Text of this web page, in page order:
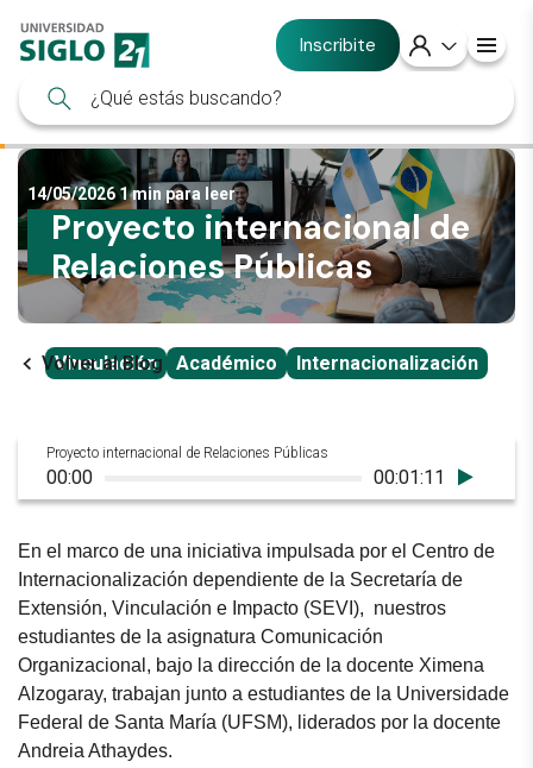
Inscribite
14/05/20261 min para leer
Proyecto internacional de
Relaciones Públicas
Volver al Blog
Vinculación Académico Internacionalización
Proyecto internacional de Relaciones Públicas
00:00 00:01:11
En el marco de una iniciativa impulsada por el Centro de
Internacionalización dependiente de la Secretaría de
Extensión, Vinculación e Impacto (SEVI), nuestros
estudiantes de la asignatura Comunicación
Organizacional, bajo la dirección de la docente Ximena
Alzogaray, trabajan junto a estudiantes de la Universidade
Federal de Santa María (UFSM), liderados por la docente
Andreia Athaydes.